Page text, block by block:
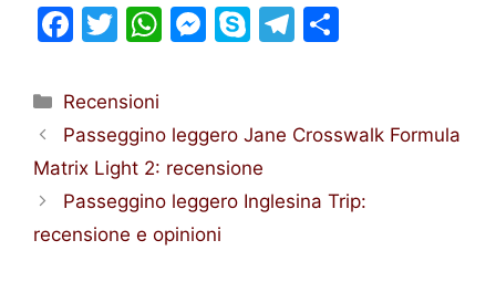
F
c
e
b
o
o
T
itt
er
W
s
A
p
p
M
s
e
n
g
S
p
e
T
gr
m
e
Categorie
Recensioni
Passeggino leggero Jane Crosswalk Formula
Matrix Light 2: recensione
Passeggino leggero Inglesina Trip:
recensione e opinioni